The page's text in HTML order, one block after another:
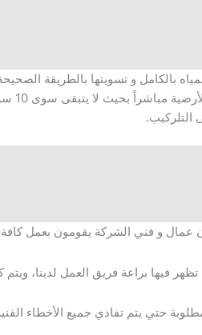
بالكامل و تسويتها بالطريقة
لا يتبقى سوى 10 سم قيمة سمك الإنترلوك.
التلركيب.
و فني الشركة يقومون بعمل كافة
فيها براعة فريق العمل لدينا،
حتي يتم تفادي جميع الأخطاء